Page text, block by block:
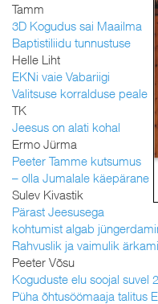
Tamm
3D Kogudus sai Maailma
Baptistiliidu tunnustuse
Helle Liht
EKNi vaie Vabariigi
Valitsuse korralduse peale
TK
Jeesus on alati kohal
Ermo Jürma
Peeter Tamme kutsumus
– olla Jumalale käepärane
Sulev Kivastik
Pärast Jeesusega
kohtumist algab
Rahvuslik ja vaimulik
Peeter Võsu
Koguduste elu soojal suvel
Püha õhtusöömaaja talitus